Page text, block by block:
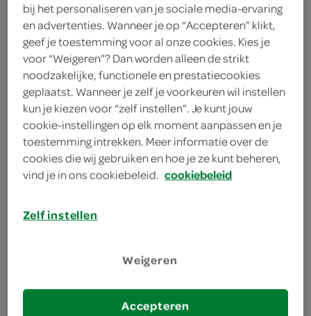
50 gram boter
600 gram varkensfilets
3 eetlepels paneermeel
150 gram gehakt
50 gram ongezouten
cashewnoten
100 gram gedroogde pruimen
benodigdheden
bij het personaliseren van je sociale media-ervaring
en advertenties. Wanneer je op “Accepteren” klikt,
geef je toestemming voor al onze cookies. Kies je
voor “Weigeren”? Dan worden alleen de strikt
noodzakelijke, functionele en prestatiecookies
geplaatst. Wanneer je zelf je voorkeuren wil instellen
kun je kiezen voor “zelf instellen”. Je kunt jouw
cookie-instellingen op elk moment aanpassen en je
toestemming intrekken. Meer informatie over de
cookies die wij gebruiken en hoe je ze kunt beheren,
vind je in ons cookiebeleid. cookiebeleid
Zelf instellen
Weigeren
Accepteren